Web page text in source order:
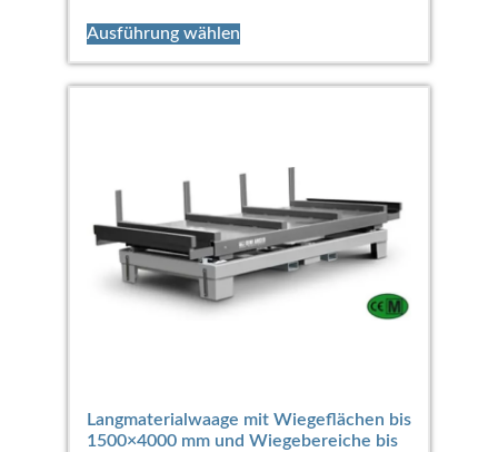
Ausführung wählen
Langmaterialwaage mit Wiegeflächen bis
1500×4000 mm und Wiegebereiche bis